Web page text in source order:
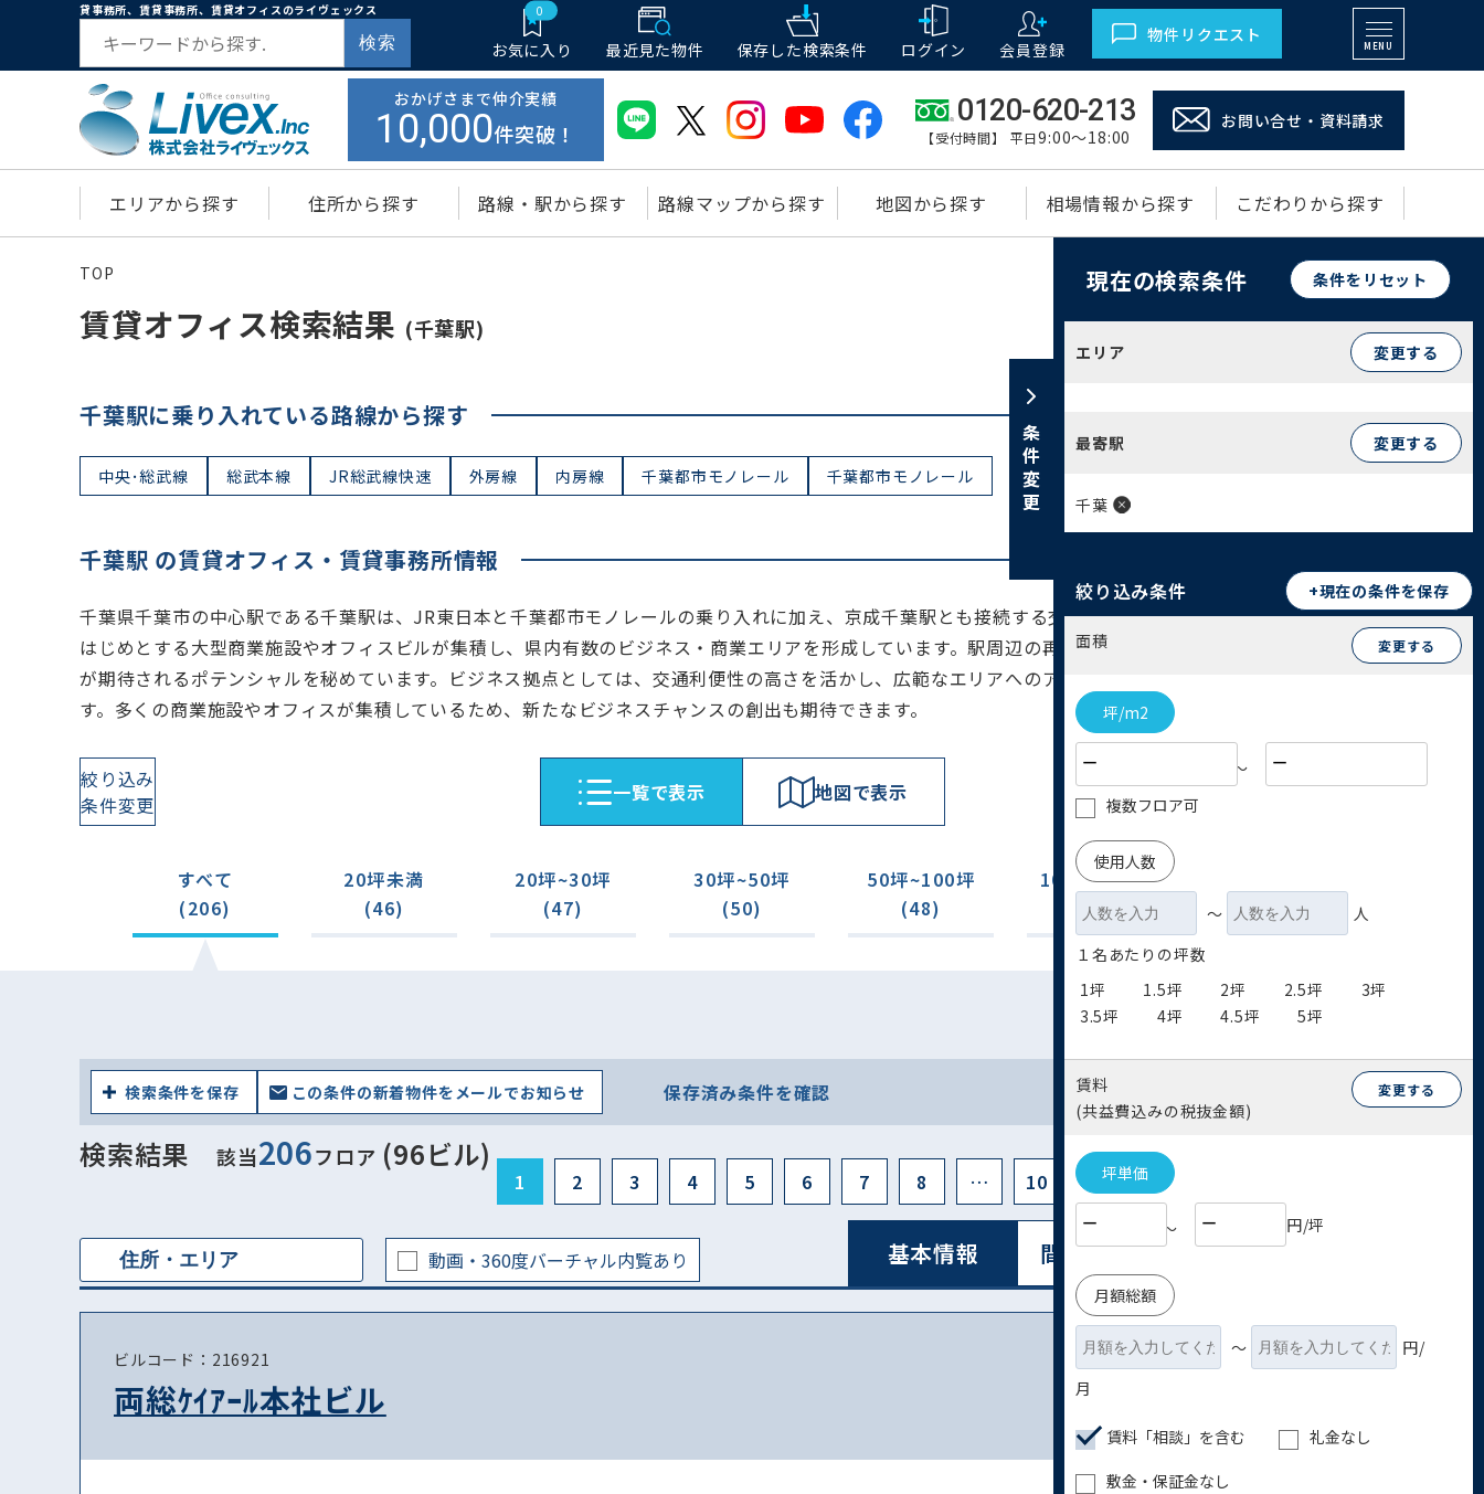
貸事務所、賃貸事務所、賃貸オフィスのライヴェックス
検索
0
お気に入り 最近見た物件 保存した検索条件 ログイン 会員登録
物件リクエスト
MENU
おかげさまで仲介実績
10,000件突破！
0120-620-213
【受付時間】 平日9:00～18:00
お問い合せ・資料請求
エリアから探す 住所から探す 路線・駅から探す 路線マップから探す 地図から探す 相場情報から探す こだわりから探す
TOP
条件変更
現在の検索条件 条件をリセット
エリア 変更する
最寄駅 変更する
千葉
絞り込み条件 +現在の条件を保存
面積 変更する
坪/m2
〜
複数フロア可
使用人数
〜
人
１名あたりの坪数
1坪
1.5坪 2坪 2.5坪
3坪
3.5坪
4坪 4.5坪 5坪
賃料
(共益費込みの税抜金額)
変更する
坪単価
〜 円/坪
月額総額
〜
円/
月
賃料「相談」を含む
礼金なし
敷金・保証金なし
賃貸オフィス検索結果 (千葉駅)
千葉駅に乗り入れている路線から探す
中央･総武線 総武本線 JR総武線快速 外房線 内房線 千葉都市モノレール 千葉都市モノレール
千葉駅 の賃貸オフィス・賃貸事務所情報
千葉県千葉市の中心駅である千葉駅は、JR東日本と千葉都市モノレールの乗り入れに加え、京成千葉駅とも接続する交通の要衝です。駅ビル「ペリエ千葉」を
はじめとする大型商業施設やオフィスビルが集積し、県内有数のビジネス・商業エリアを形成しています。駅周辺の再開発も進んでおり、今後もさらなる発展
が期待されるポテンシャルを秘めています。ビジネス拠点としては、交通利便性の高さを活かし、広範なエリアへのアクセス網を構築する上で非常に有利で
す。多くの商業施設やオフィスが集積しているため、新たなビジネスチャンスの創出も期待できます。
絞り込み
条件変更
⼀覧で表⽰ 地図で表⽰
すべて
(206)
20坪未満
(46)
20坪~30坪
(47)
30坪~50坪
(50)
50坪~100坪
(48)
100坪~200坪
(9)
(6)
検索条件を保存 この条件の新着物件をメールでお知らせ 保存済み条件を確認
検索結果 該当206フロア (96ビル)
1 2 3 4 5 6 7 8 … 10
動画・360度バーチャル内覧あり 基本情報 間取り図表⽰ リスト表⽰
ビルコード：216921
両総ｹｲｱｰﾙ本社ビル